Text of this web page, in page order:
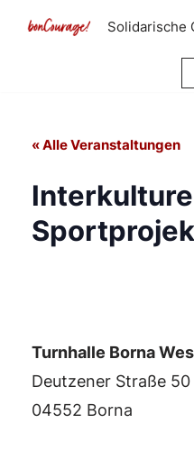
Solidarische
« Alle Veranstaltungen
Turnhalle Borna
Deutzener Straße 50
04552 Borna